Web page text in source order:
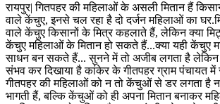
रायपुर| गितपहर की महिलाओं के असली मितान हैं
वाले केंचुए, इनसे चल रहा है दो दर्जन महिलाओं का
वाले केंचुए किसानों के मित्र कहलाते हैं, लेकिन क्या
केंचुए महिलाओं के मितान हो सकते हैं...क्या यही
साधन बन सकते हैं... सुनने में तो अजीब लगता है लेकिन
संभव कर दिखाया है कांकेर के गीतपहर ग्राम पंचायत में
गीतपहर की महिलाओं को न तो केंचुओं से डर लगता है न
भागती हैं, बल्कि केंचुओं को ही अपना मितान बनाकर